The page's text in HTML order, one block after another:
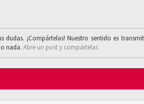
dudas. ¡Compártelas! Nuestro sentido es
nada. Abre un post y compártelas